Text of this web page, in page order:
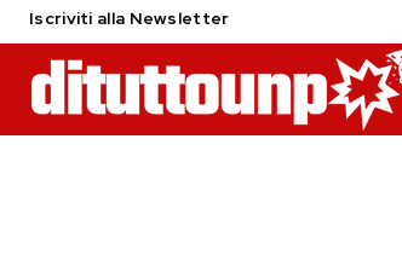
Iscriviti alla Newsletter